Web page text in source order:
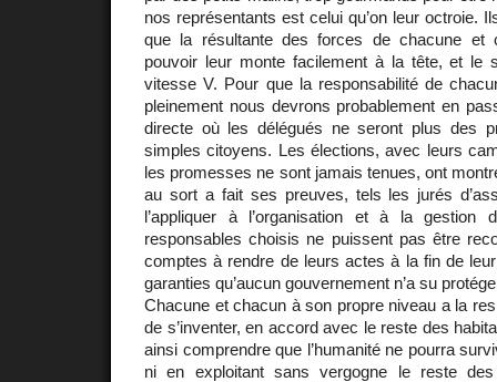
nos représentants est celui qu’on leur octroie.
que la résultante des forces de chacune et
pouvoir leur monte facilement à la tête, et le
vitesse V. Pour que la responsabilité de
pleinement nous devrons probablement en
directe où les délégués ne seront plus des
simples citoyens. Les élections, avec leurs
les promesses ne sont jamais tenues, ont
au sort a fait ses preuves, tels les jurés
l’appliquer à l’organisation et à la
responsables choisis ne puissent pas être
comptes à rendre de leurs actes à la fin de
garanties qu’aucun gouvernement n’a su
Chacune et chacun à son propre niveau a la
de s’inventer, en accord avec le reste des
ainsi comprendre que l’humanité ne pourra
ni en exploitant sans vergogne le reste